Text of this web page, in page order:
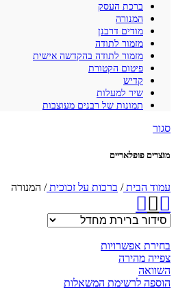
ברכת העסק
המנורה
מודים דרבנן
מזמור לתודה
מזמור לתודה בהקדשה אישית
פיטום הקטורת
קדיש
שיר למעלות
תמונות של רבנים מעוצבות
סגור
מוצרים פופלאריים
עמוד הבית/ ברכות על זכוכית/ המנורה
בחירת אפשרויות
צפייה מהירה
השוואה
הוספה לרשימת המשאלות